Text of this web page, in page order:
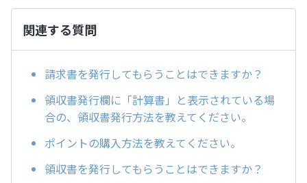
関連する質問
請求書を発行してもらうことはできますか？
領収書発行欄に「計算書」と表示されている場
合の、領収書発行方法を教えてください。
ポイントの購入方法を教えてください。
領収書を発行してもらうことはできますか？